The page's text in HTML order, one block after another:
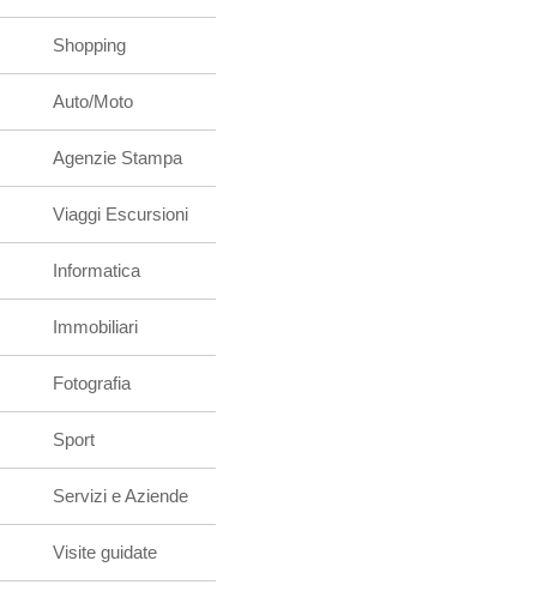
Shopping
Auto/Moto
Agenzie Stampa
Viaggi Escursioni
Informatica
Immobiliari
Fotografia
Sport
Servizi e Aziende
Visite guidate